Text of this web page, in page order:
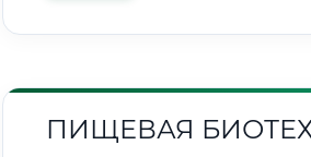
ПИЩЕВАЯ